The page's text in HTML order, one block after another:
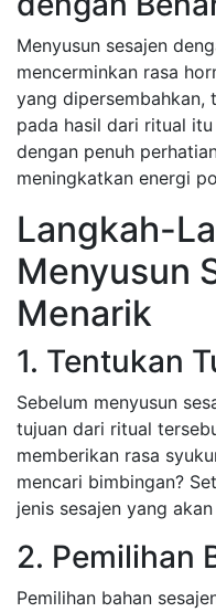
Menyusun sesajen
mencerminkan rasa
yang
pada hasil dari ritual
dengan penuh
meningkatkan energi
Langkah-
Menyusun
Menarik
1. Tentukan
Sebelum menyusun
tujuan dari ritual
memberikan rasa
mencari bimbingan?
jenis sesajen yang
2. Pemilihan
Pemilihan bahan